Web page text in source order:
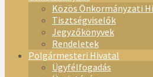
Közös Önkormányzati
Tisztségviselők
Jegyzőkönyvek
Rendeletek
Polgármesteri Hivatal
Ügyfélfogadás